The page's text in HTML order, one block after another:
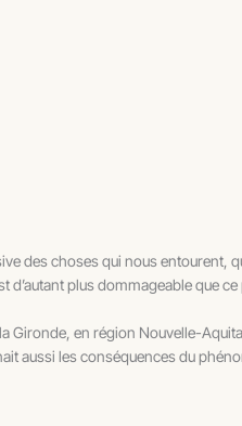
des choses qui nous
d’autant plus dommageable que
Gironde, en région Nouvelle-
aussi les conséquences du